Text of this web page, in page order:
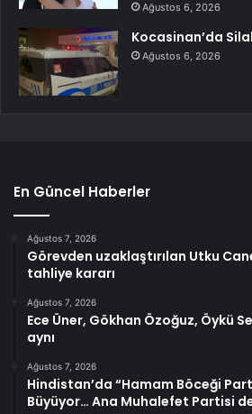
Ağustos 6, 2026
Kocasinan’da
Ağustos 6, 2026
En Güncel Haberler
Ağustos 7, 2026
Görevden uzaklaştırılan Utku
tahliye kararı
Ağustos 7, 2026
Ece Üner, Gökhan Özoğuz, Öykü
aynı
Ağustos 7, 2026
Hindistan’da “Hamam Böceği
Büyüyor… Ana Muhalefet Partisi